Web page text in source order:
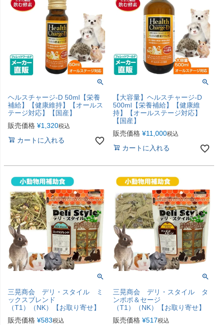
ヘルスチャージ-D 50ml【栄養
補給】【健康維持】【オールス
テージ対応】【国産】
販売価格 ¥1,320税込
カートに入れる
【大容量】ヘルスチャージ-D
500ml【栄養補給】【健康維
持】【オールステージ対応】
【国産】
販売価格 ¥11,000税込
カートに入れる
三晃商会 デリ・スタイル ミ
ックスブレンド
（T1）（NK）【お取り寄せ】
販売価格 ¥583税込
三晃商会 デリ・スタイル タ
ンポポ＆セージ
（T1）（NK）【お取り寄せ】
販売価格 ¥517税込